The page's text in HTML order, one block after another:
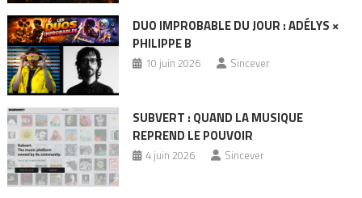
DUO IMPROBABLE DU JOUR : ADÉLYS ×
PHILIPPE B
10 juin 2026 Sincever
SUBVERT : QUAND LA MUSIQUE
REPREND LE POUVOIR
4 juin 2026 Sincever